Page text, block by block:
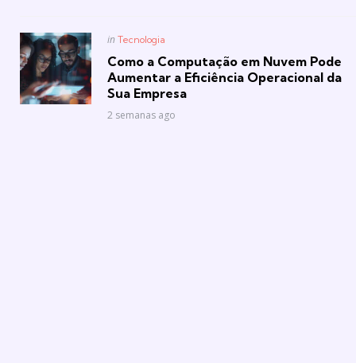
Posted
in Tecnologia
Como a Computação em Nuvem Pode
Aumentar a Eficiência Operacional da
Sua Empresa
2 semanas ago